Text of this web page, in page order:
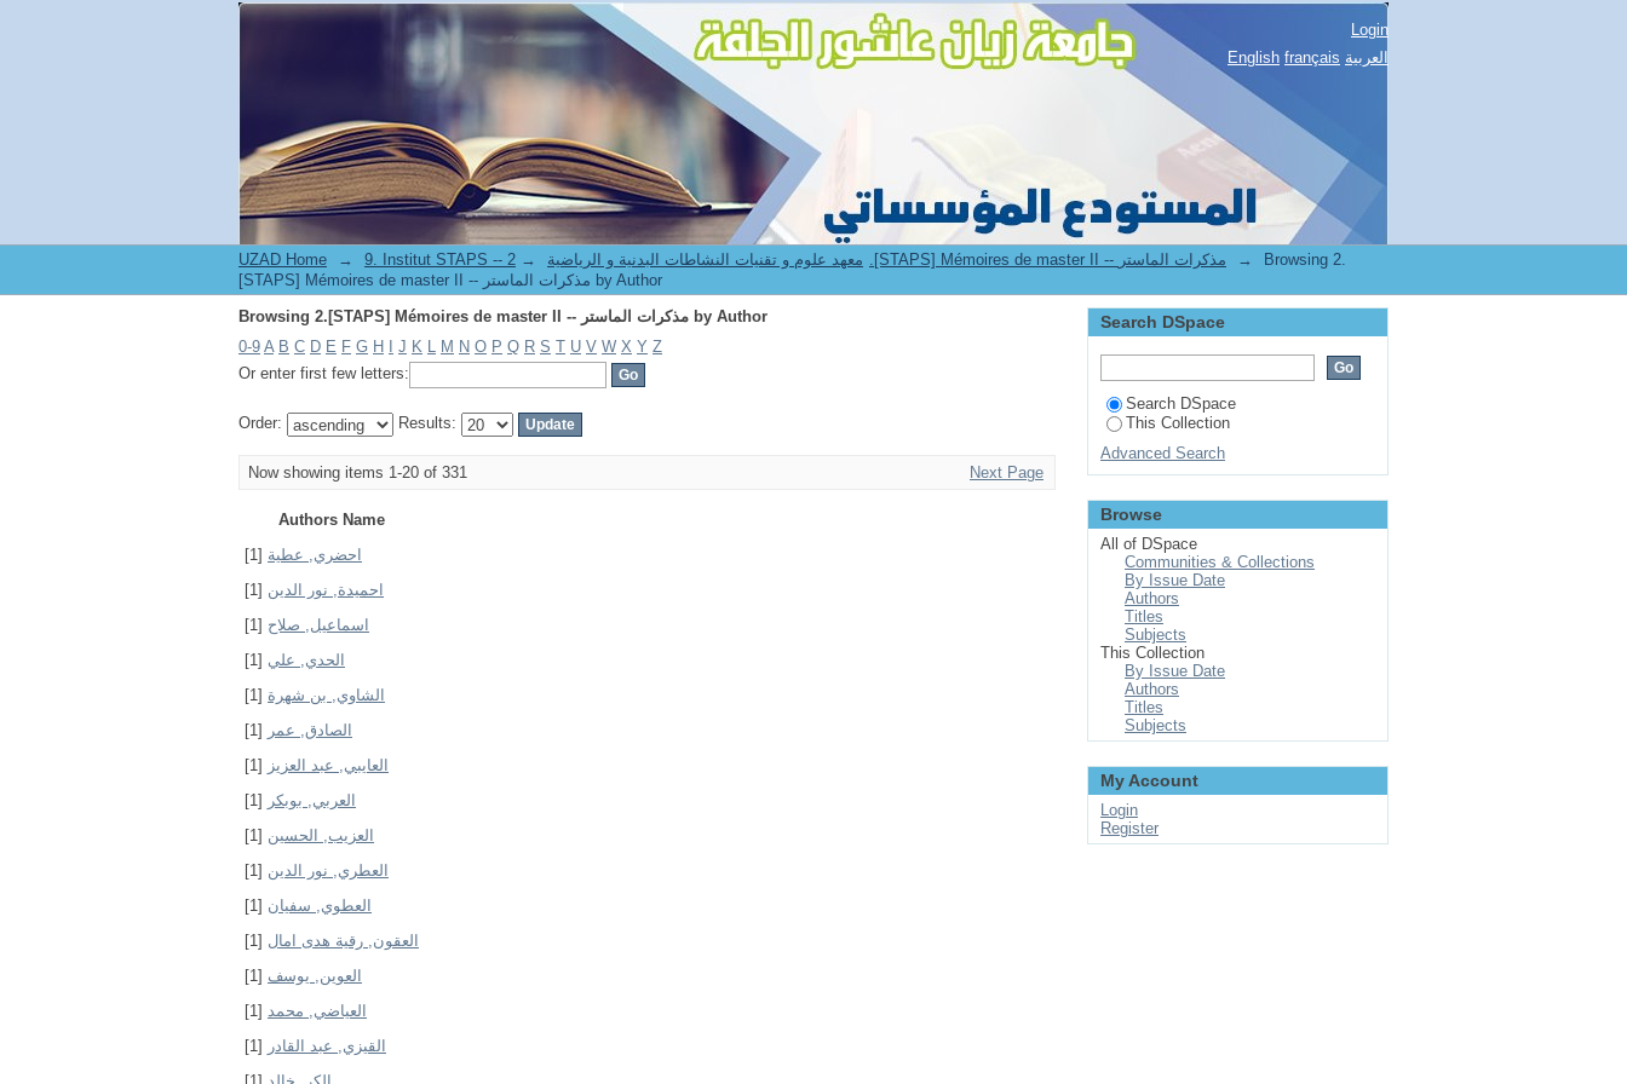
Browsing 2.[STAPS] Mémoires de master II -- مذكرات الماستر by Author
Login
English français العربية
UZAD Home → 9. Institut STAPS -- معهد علوم و تقنيات النشاطات البدنية و الرياضية → 2.[STAPS] Mémoires de master II -- مذكرات الماستر →
Browsing 2.
[STAPS] Mémoires de master II -- مذكرات الماستر by Author
Browsing 2.[STAPS] Mémoires de master II -- مذكرات الماستر by Author
0-9 A B C D E F G H J K L M N O P Q R S T U V W X Y Z
Or enter first few letters:
Order: Results:
Now showing items 1-20 of 331 Next Page
Authors Name
احضري, عطية [1]
احميدة, نور الدين [1]
اسماعيل, صلاح [1]
الحدي, علي [1]
الشاوي, بن شهرة [1]
الصادق, عمر
[1]
العايبي, عبد العزيز
[1]
العربي, بوبكر
[1]
العزيب, الحسين [1]
العطري, نور الدين [1]
العطوي, سفيان [1]
العقون, رقية هدى امال [1]
العوين, يوسف [1]
العياضي, محمد [1]
القيزي, عبد القادر
[1]
Search DSpace
Search DSpace
This Collection
Advanced Search
Browse
All of DSpace
Communities & Collections
By Issue Date
Authors
Titles
Subjects
This Collection
By Issue Date
Authors
Titles
Subjects
My Account
Login
Register